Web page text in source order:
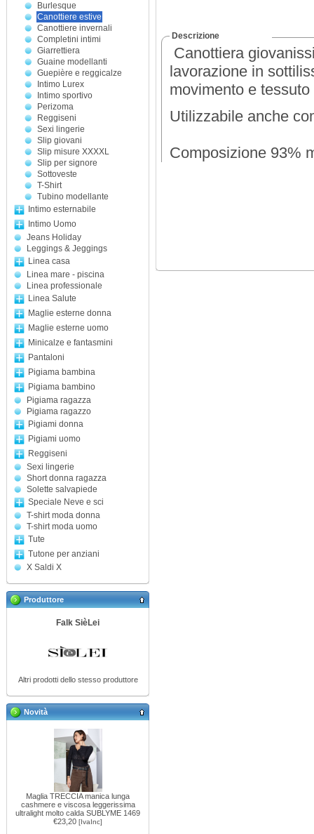
Burlesque
Canottiere estive
Canottiere invernali
Completini intimi
Giarrettiera
Guaine modellanti
Guepière e reggicalze
Intimo Lurex
Intimo sportivo
Perizoma
Reggiseni
Sexi lingerie
Slip giovani
Slip misure XXXXL
Slip per signore
Sottoveste
T-Shirt
Tubino modellante
Intimo esternabile
Intimo Uomo
Jeans Holiday
Leggings & Jeggings
Linea casa
Linea mare - piscina
Linea professionale
Linea Salute
Maglie esterne donna
Maglie esterne uomo
Minicalze e fantasmini
Pantaloni
Pigiama bambina
Pigiama bambino
Pigiama ragazza
Pigiama ragazzo
Pigiami donna
Pigiami uomo
Reggiseni
Sexi lingerie
Short donna ragazza
Solette salvapiede
Speciale Neve e sci
T-shirt moda donna
T-shirt moda uomo
Tute
Tutone per anziani
X Saldi X
Produttore
Falk SièLei
Altri prodotti dello stesso produttore
Novità
Maglia TRECCIA manica lunga
cashmere e viscosa leggerissima
ultralight molto calda SUBLYME 1469
€23,20 [IvaInc]
Descrizione
Canottiera
lavorazione in
movimento e
Utilizzabile anche
Composizione 93%